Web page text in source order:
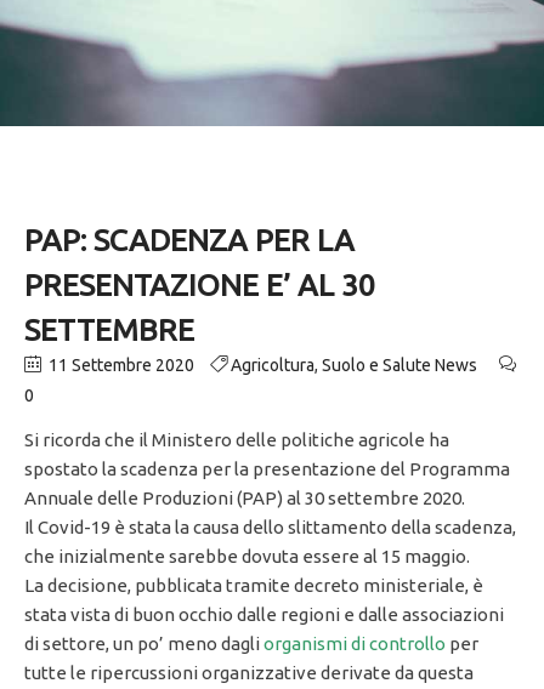
PAP: SCADENZA PER LA
PRESENTAZIONE E’ AL 30
SETTEMBRE
11 Settembre 2020 Agricoltura, Suolo e Salute News
0
Si ricorda che il Ministero delle politiche agricole ha
spostato la scadenza per la presentazione del Programma
Annuale delle Produzioni (PAP) al 30 settembre 2020.
Il Covid-19 è stata la causa dello slittamento della scadenza,
che inizialmente sarebbe dovuta essere al 15 maggio.
La decisione, pubblicata tramite decreto ministeriale, è
stata vista di buon occhio dalle regioni e dalle associazioni
di settore, un po’ meno dagliorganismi di controllo per
tutte le ripercussioni organizzative derivate da questa